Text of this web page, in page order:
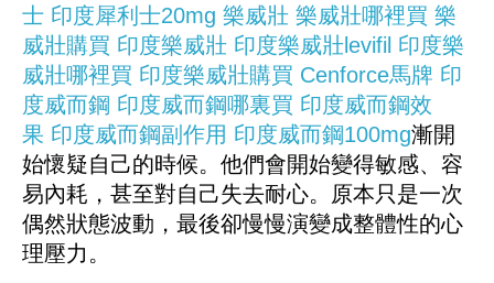
士 印度犀利士20mg 樂威壯 樂威壯哪裡買 樂
威壯購買 印度樂威壯 印度樂威壯levifil 印度樂
威壯哪裡買 印度樂威壯購買 Cenforce馬牌 印
度威而鋼 印度威而鋼哪裏買 印度威而鋼效
果 印度威而鋼副作用 印度威而鋼100mg漸開
始懷疑自己的時候。他們會開始變得敏感、容
易內耗，甚至對自己失去耐心。原本只是一次
偶然狀態波動，最後卻慢慢演變成整體性的心
理壓力。